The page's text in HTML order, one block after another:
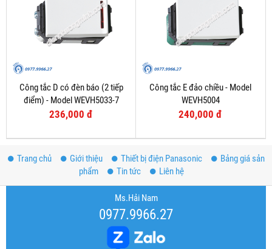
Công tắc D có đèn báo (2 tiếp
điểm) - Model WEVH5033-7
236,000 đ
Công tắc E đảo chiều - Model
WEVH5004
240,000 đ
Trang chủ Giới thiệu Thiết bị điện Panasonic
Bảng giá sản
phẩm
Tin tức Liên hệ
Ms.Hải Nam
0977.9966.27